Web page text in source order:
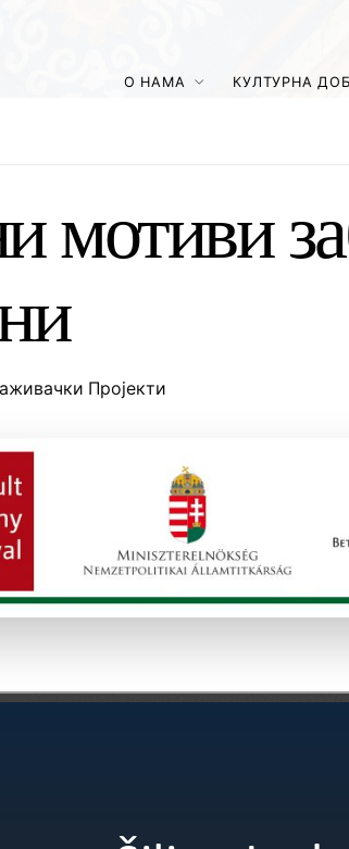
О НАМА КУЛТУРНА
мотиви
Пројекти